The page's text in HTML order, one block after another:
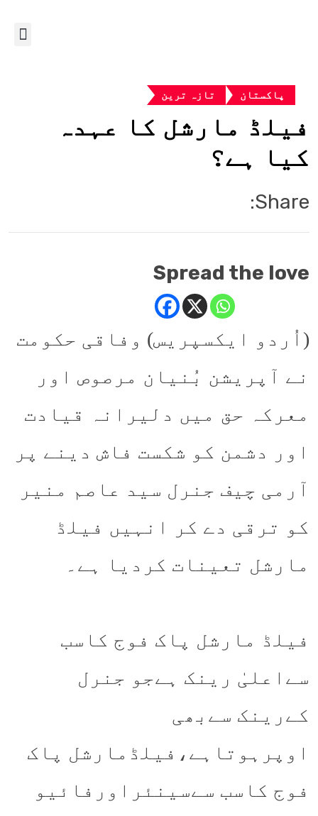
پاکستان تازہ ترین
فیلڈ مارشل کا عہدہ
کیا ہے؟
Share:
Spread the love
(اُردو ایکسپریس) وفاقی حکومت
نے آپریشن بُنیان مرصوص اور
معرکہ حق میں دلیرانہ قیادت
اور دشمن کو شکست فاش دینے پر
آرمی چیف جنرل سید عاصم منیر
کو ترقی دے کر انہیں فیلڈ
مارشل تعینات کردیا ہے۔
فیلڈ مارشل پاک فوج کاسب
سےاعلیٰ رینک ہےجو جنرل
کےرینک سےبھی
اوپرہوتاہے،فیلڈمارشل پاک
فوج کاسب سےسینئراورفائیو